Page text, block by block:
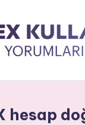
hesap